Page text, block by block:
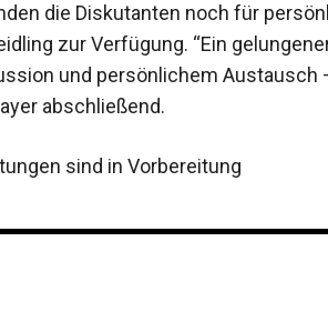
die Diskutanten noch für
zur Verfügung. “Ein
und persönlichem Austausch
abschließend.
sind in Vorbereitung